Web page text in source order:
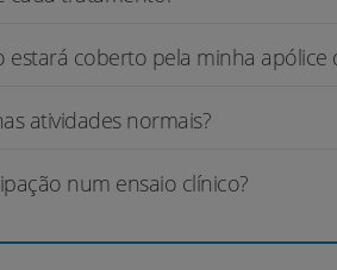
coberto pela minha apólice
atividades normais?
num ensaio clínico?